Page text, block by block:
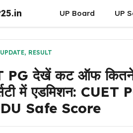
UP Board UP
, RESULT
PG देखें कट ऑफ कितने
में एडमिशन:
Safe Score